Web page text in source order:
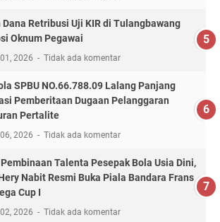
Dana Retribusi Uji KIR di Tulangbawang
Oknum Pegawai
2026 Tidak ada komentar
SPBU NO.66.788.09 Lalang Panjang
Pemberitaan Dugaan Pelanggaran
Pertalite
2026 Tidak ada komentar
Talenta Pesepak Bola Usia Dini,
Nabit Resmi Buka Piala Bandara Frans
Cup I
2026 Tidak ada komentar